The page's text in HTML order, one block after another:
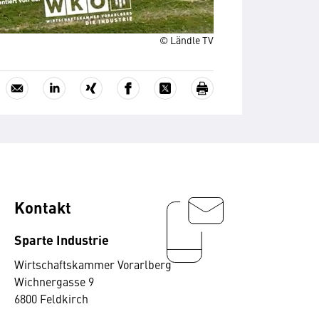
© Ländle TV
Kontakt
Sparte Industrie
Wirtschaftskammer Vorarlberg
Wichnergasse 9
6800 Feldkirch